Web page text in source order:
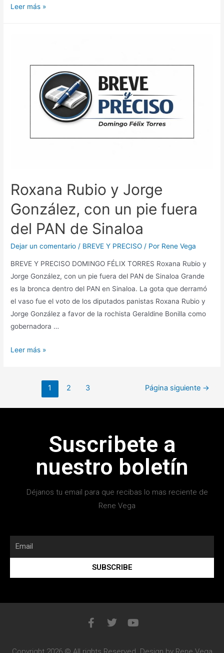
Leer más »
Roxana Rubio y Jorge
González, con un pie fuera
del PAN de Sinaloa
Dejar un comentario / BREVE Y PRECISO / Por Rene Vega
BREVE Y PRECISO DOMINGO FÉLIX TORRES Roxana Rubio y
Jorge González, con un pie fuera del PAN de Sinaloa Grande
es la bronca dentro del PAN en Sinaloa. La gota que derramó
el vaso fue el voto de los diputados panistas Roxana Rubio y
Jorge González a favor de la rochista Geraldine Bonilla como
gobernadora …
Leer más »
1 2 3 Página siguiente →
Suscribete a
nuestro boletín
Déjanos tu email para que recibas lo mas reciente de
Rene Vega
SUBSCRIBE